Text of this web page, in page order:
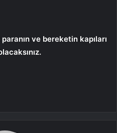
ve bereketin kapıları